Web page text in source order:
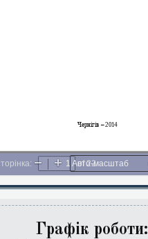
Графік роботи: